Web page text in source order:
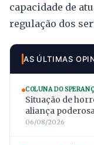
capacidade de
regulação dos
AS ÚLTIMAS
COLUNA DO
Situação de
aliança
06/08/2026